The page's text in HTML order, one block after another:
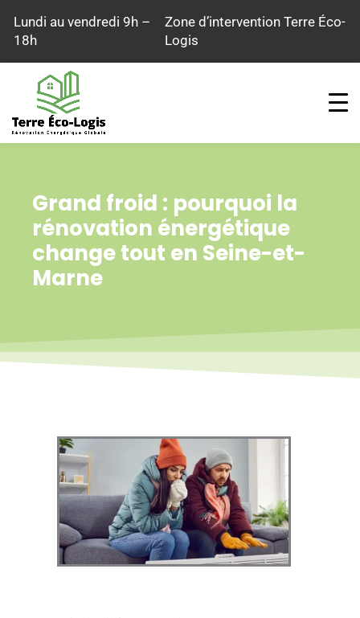
Lundi au vendredi 9h –
18h
Zone d’intervention Terre Éco-
Logis
Grand froid : pourquoi la
rénovation énergétique
change tout en Seine-et-
Marne